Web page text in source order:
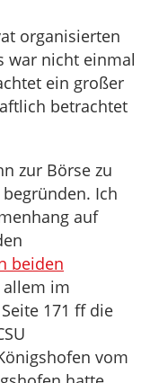
organisierten
war nicht einmal
ein großer
betrachtet
zur Börse zu
Ich
auf
beiden
allem im
171 ff die
vom